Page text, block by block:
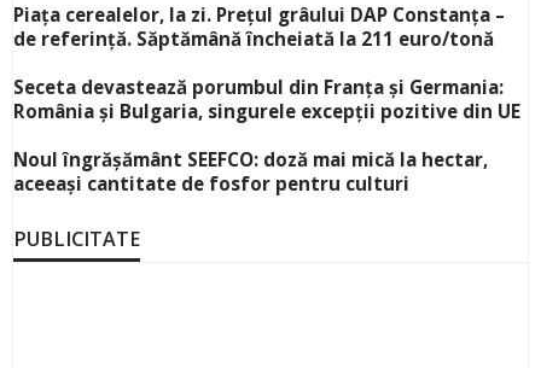
Piața cerealelor, la zi. Prețul grâului DAP Constanța –
de referință. Săptămână încheiată la 211 euro/tonă
Seceta devastează porumbul din Franța și Germania:
România și Bulgaria, singurele excepții pozitive din UE
Noul îngrășământ SEEFCO: doză mai mică la hectar,
aceeași cantitate de fosfor pentru culturi
PUBLICITATE